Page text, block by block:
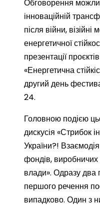
Обговорення
інноваційній
після війни,
енергетичної
презентації
«Енергетична
другий день
24.
Головною подією
дискусія «Стрибок
України?! Взаємодія
фондів, виробничих
влади». Одразу два
першого речення
випадково. Один з